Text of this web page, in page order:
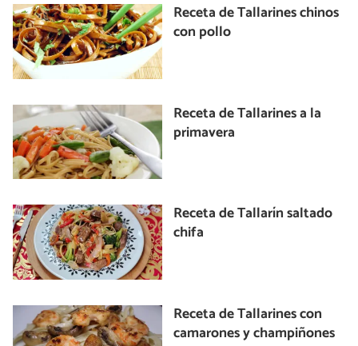
Receta de Tallarines chinos
con pollo
Receta de Tallarines a la
primavera
Receta de Tallarín saltado
chifa
Receta de Tallarines con
camarones y champiñones